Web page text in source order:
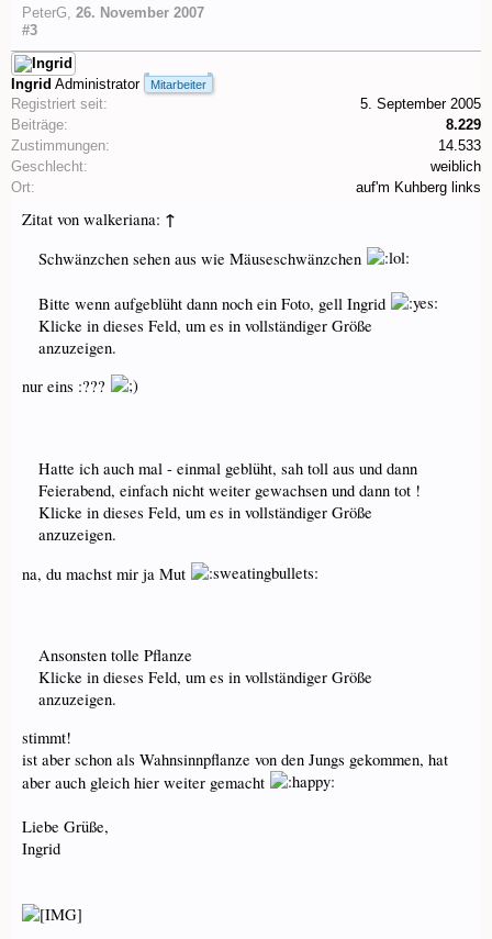
PeterG, 26. November 2007
#3
Ingrid Administrator Mitarbeiter
Registriert seit:
5. September 2005
Beiträge:
8.229
Zustimmungen:
14.533
Geschlecht:
weiblich
Ort:
auf'm Kuhberg links
Zitat von walkeriana: ↑
Schwänzchen sehen aus wie Mäuseschwänzchen
Bitte wenn aufgeblüht dann noch ein Foto, gell Ingrid
Klicke in dieses Feld, um es in vollständiger Größe
anzuzeigen.
nur eins :???
Hatte ich auch mal - einmal geblüht, sah toll aus und dann
Feierabend, einfach nicht weiter gewachsen und dann tot !
Klicke in dieses Feld, um es in vollständiger Größe
anzuzeigen.
na, du machst mir ja Mut
Ansonsten tolle Pflanze
Klicke in dieses Feld, um es in vollständiger Größe
anzuzeigen.
stimmt!
ist aber schon als Wahnsinnpflanze von den Jungs gekommen, hat
aber auch gleich hier weiter gemacht
Liebe Grüße,
Ingrid